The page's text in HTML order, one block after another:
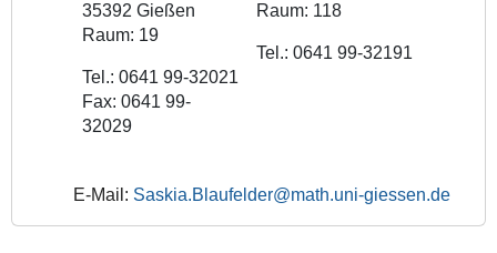
35392 Gießen
Raum: 19
Tel.: 0641 99-32021
Fax: 0641 99-
32029
Raum: 118
Tel.: 0641 99-32191
E-Mail: Saskia.Blaufelder@math.uni-giessen.de